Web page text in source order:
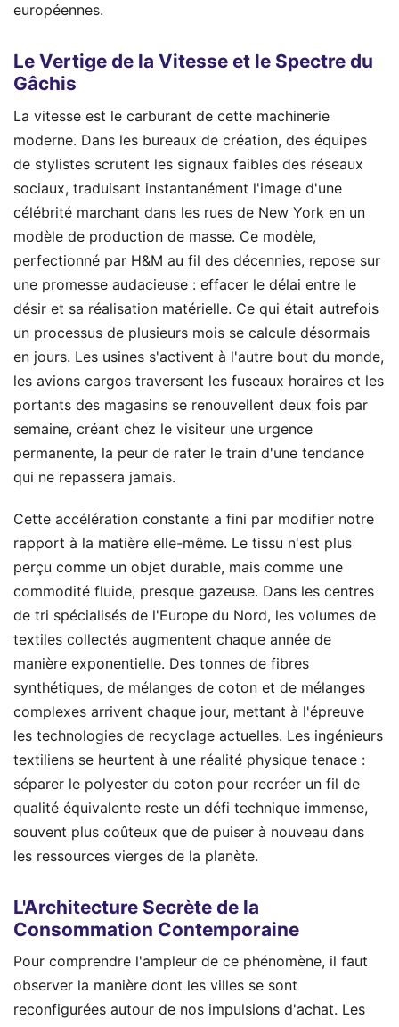
européennes.
Le Vertige de la Vitesse et le Spectre du
Gâchis
La vitesse est le carburant de cette machinerie
moderne. Dans les bureaux de création, des équipes
de stylistes scrutent les signaux faibles des réseaux
sociaux, traduisant instantanément l'image d'une
célébrité marchant dans les rues de New York en un
modèle de production de masse. Ce modèle,
perfectionné par H&M au fil des décennies, repose sur
une promesse audacieuse : effacer le délai entre le
désir et sa réalisation matérielle. Ce qui était autrefois
un processus de plusieurs mois se calcule désormais
en jours. Les usines s'activent à l'autre bout du monde,
les avions cargos traversent les fuseaux horaires et les
portants des magasins se renouvellent deux fois par
semaine, créant chez le visiteur une urgence
permanente, la peur de rater le train d'une tendance
qui ne repassera jamais.
Cette accélération constante a fini par modifier notre
rapport à la matière elle-même. Le tissu n'est plus
perçu comme un objet durable, mais comme une
commodité fluide, presque gazeuse. Dans les centres
de tri spécialisés de l'Europe du Nord, les volumes de
textiles collectés augmentent chaque année de
manière exponentielle. Des tonnes de fibres
synthétiques, de mélanges de coton et de mélanges
complexes arrivent chaque jour, mettant à l'épreuve
les technologies de recyclage actuelles. Les ingénieurs
textiliens se heurtent à une réalité physique tenace :
séparer le polyester du coton pour recréer un fil de
qualité équivalente reste un défi technique immense,
souvent plus coûteux que de puiser à nouveau dans
les ressources vierges de la planète.
L'Architecture Secrète de la
Consommation Contemporaine
Pour comprendre l'ampleur de ce phénomène, il faut
observer la manière dont les villes se sont
reconfigurées autour de nos impulsions d'achat. Les